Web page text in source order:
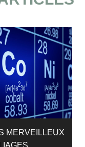
MERVEILLEUX